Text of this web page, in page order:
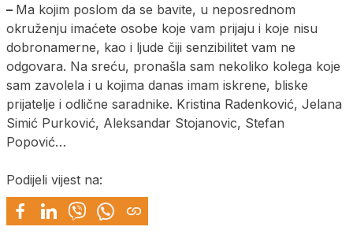
– Ma kojim poslom da se bavite, u neposrednom
okruženju imaćete osobe koje vam prijaju i koje nisu
dobronamerne, kao i ljude čiji senzibilitet vam ne
odgovara. Na sreću, pronašla sam nekoliko kolega koje
sam zavolela i u kojima danas imam iskrene, bliske
prijatelje i odlične saradnike. Kristina Radenković, Jelana
Simić Purković, Aleksandar Stojanovic, Stefan
Popović…
Podijeli vijest na: